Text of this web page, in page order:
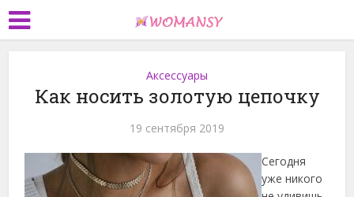
Аксессуары
Как носить золотую цепочку
19 сентября 2019
Сегодня
уже никого